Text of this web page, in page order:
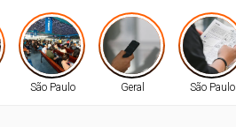
São Paulo Geral São Paulo